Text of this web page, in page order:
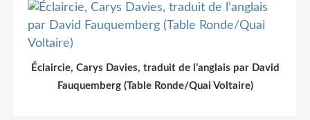
Éclaircie, Carys Davies, traduit de l’anglais par David
Fauquemberg (Table Ronde/Quai Voltaire)